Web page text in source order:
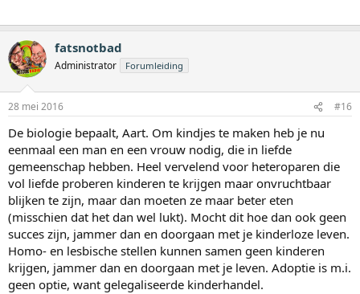
fatsnotbad
Administrator Forumleiding
28 mei 2016 #16
De biologie bepaalt, Aart. Om kindjes te maken heb je nu
eenmaal een man en een vrouw nodig, die in liefde
gemeenschap hebben. Heel vervelend voor heteroparen die
vol liefde proberen kinderen te krijgen maar onvruchtbaar
blijken te zijn, maar dan moeten ze maar beter eten
(misschien dat het dan wel lukt). Mocht dit hoe dan ook geen
succes zijn, jammer dan en doorgaan met je kinderloze leven.
Homo- en lesbische stellen kunnen samen geen kinderen
krijgen, jammer dan en doorgaan met je leven. Adoptie is m.i.
geen optie, want gelegaliseerde kinderhandel.